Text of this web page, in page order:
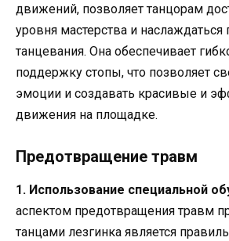
движений, позволяет танцорам
уровня мастерства и
танцевания. Она обеспечивает
поддержку стопы, что позволяет
эмоции и создавать красивые и
движения на площадке.
Предотвращение травм
1. Использование специальной
аспектом предотвращения травм
танцами лезгинка является